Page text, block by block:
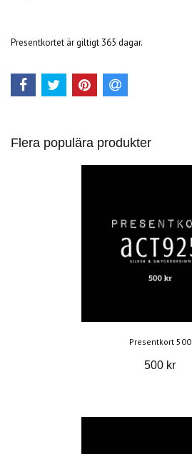
Presentkortet är giltigt 365 dagar.
Flera populära produkter
Presentkort 500
500 kr